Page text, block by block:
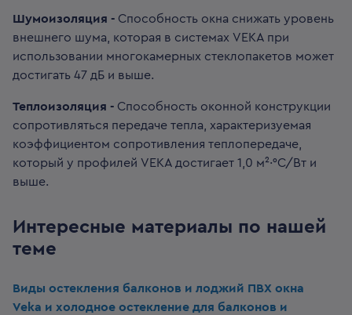
Шумоизоляция - Способность окна снижать уровень
внешнего шума, которая в системах VEKA при
использовании многокамерных стеклопакетов может
достигать 47 дБ и выше.
Теплоизоляция - Способность оконной конструкции
сопротивляться передаче тепла, характеризуемая
коэффициентом сопротивления теплопередаче,
который у профилей VEKA достигает 1,0 м²·°C/Вт и
выше.
Интересные материалы по нашей
теме
Виды остекления балконов и лоджий ПВХ окна
Veka и холодное остекление для балконов и